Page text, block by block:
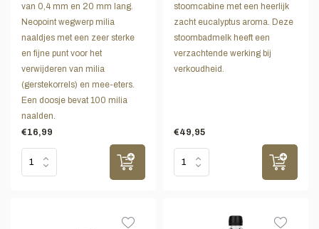
van 0,4 mm en 20 mm lang.
Neopoint wegwerp milia
naaldjes met een zeer sterke
en fijne punt voor het
verwijderen van milia
(gerstekorrels) en mee-eters.
Een doosje bevat 100 milia
naalden.
€16,99
stoomcabine met een heerlijk
zacht eucalyptus aroma. Deze
stoombadmelk heeft een
verzachtende werking bij
verkoudheid.
€49,95